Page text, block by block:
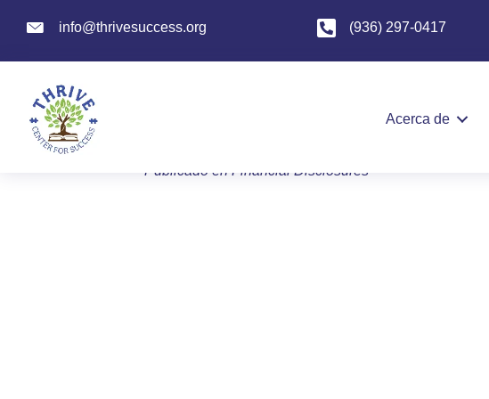
info@thrivesuccess.org
info@thrivesuccess.org (936) 297-0417
Acerca de
Auditoría 2024-2025
Publicado en Financial Disclosures